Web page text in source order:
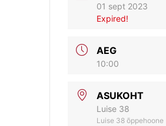
01 sept 2023
Expired!
AEG
10:00
ASUKOHT
Luise 38
Luise 38 õppehoone